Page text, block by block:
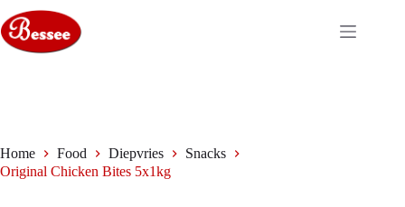
naar
de
inhoud
Home Food Diepvries
Snacks
Original Chicken Bites 5x1kg